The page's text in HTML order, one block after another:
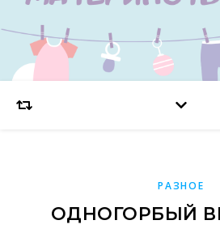
РАЗНОЕ
ОДНОГОРБЫЙ